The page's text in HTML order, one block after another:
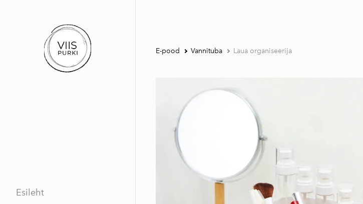
Esileht
E-pood Vannituba Laua organiseerija